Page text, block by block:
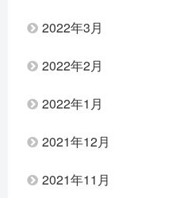
2022年3月
2022年2月
2022年1月
2021年12月
2021年11月